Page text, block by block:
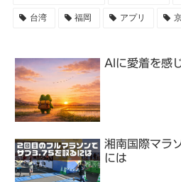
台湾 福岡 アプリ
AIに愛着を感
湘南国際マラ
には